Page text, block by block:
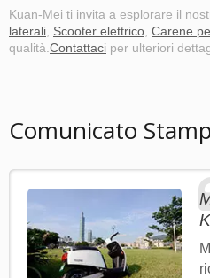
Kuan-Mei ti invita a esplorare il
laterali, Scooter elettrico, Carene
qualità.Contattaci per ulteriori
Comunicato